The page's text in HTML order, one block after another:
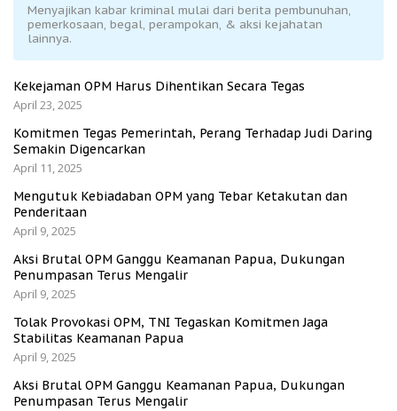
Menyajikan kabar kriminal mulai dari berita pembunuhan,
pemerkosaan, begal, perampokan, & aksi kejahatan
lainnya.
Kekejaman OPM Harus Dihentikan Secara Tegas
April 23, 2025
Komitmen Tegas Pemerintah, Perang Terhadap Judi Daring
Semakin Digencarkan
April 11, 2025
Mengutuk Kebiadaban OPM yang Tebar Ketakutan dan
Penderitaan
April 9, 2025
Aksi Brutal OPM Ganggu Keamanan Papua, Dukungan
Penumpasan Terus Mengalir
April 9, 2025
Tolak Provokasi OPM, TNI Tegaskan Komitmen Jaga
Stabilitas Keamanan Papua
April 9, 2025
Aksi Brutal OPM Ganggu Keamanan Papua, Dukungan
Penumpasan Terus Mengalir